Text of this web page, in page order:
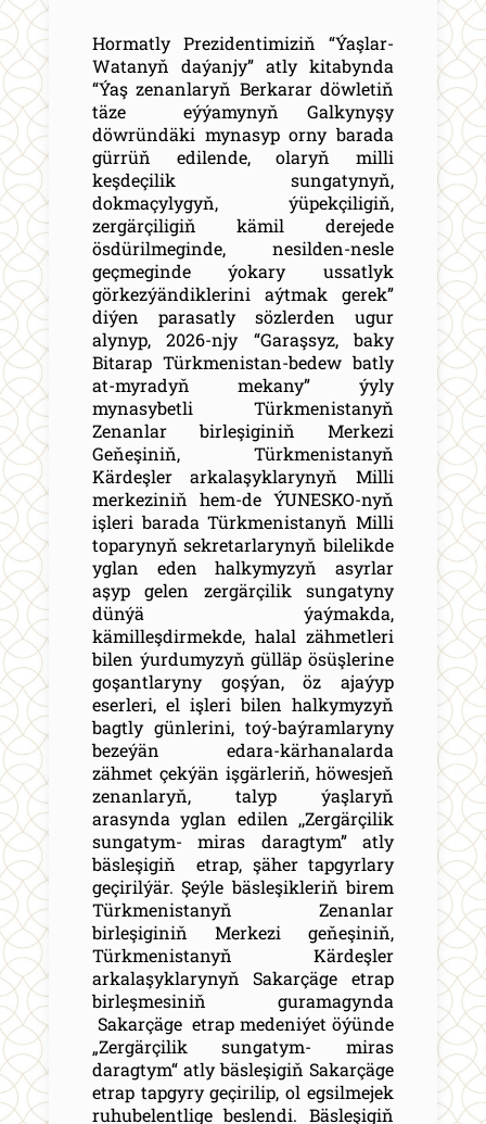
Hormatly Prezidentimiziň “Ýaşlar-
Watanyň daýanjy” atly kitabynda
“Ýaş zenanlaryň Berkarar döwletiň
täze eýýamynyň Galkynyşy
döwründäki mynasyp orny barada
gürrüň edilende, olaryň milli
keşdeçilik sungatynyň,
dokmaçylygyň, ýüpekçiligiň,
zergärçiligiň kämil derejede
ösdürilmeginde, nesilden-nesle
geçmeginde ýokary ussatlyk
görkezýändiklerini aýtmak gerek”
diýen parasatly sözlerden ugur
alynyp, 2026-njy “Garaşsyz, baky
Bitarap Türkmenistan-bedew batly
at-myradyň mekany” ýyly
mynasybetli Türkmenistanyň
Zenanlar birleşiginiň Merkezi
Geňeşiniň, Türkmenistanyň
Kärdeşler arkalaşyklarynyň Milli
merkeziniň hem-de ÝUNESKO-nyň
işleri barada Türkmenistanyň Milli
toparynyň sekretarlarynyň bilelikde
yglan eden halkymyzyň asyrlar
aşyp gelen zergärçilik sungatyny
dünýä ýaýmakda,
kämilleşdirmekde, halal zähmetleri
bilen ýurdumyzyň gülläp ösüşlerine
goşantlaryny goşýan, öz ajaýyp
eserleri, el işleri bilen halkymyzyň
bagtly günlerini, toý-baýramlaryny
bezeýän edara-kärhanalarda
zähmet çekýän işgärleriň, höwesjeň
zenanlaryň, talyp ýaşlaryň
arasynda yglan edilen ,,Zergärçilik
sungatym- miras daragtym” atly
bäsleşigiň etrap, şäher tapgyrlary
geçirilýär. Şeýle bäsleşikleriň birem
Türkmenistanyň Zenanlar
birleşiginiň Merkezi geňeşiniň,
Türkmenistanyň Kärdeşler
arkalaşyklarynyň Sakarçäge etrap
birleşmesiniň guramagynda
Sakarçäge etrap medeniýet öýünde
„Zergärçilik sungatym- miras
daragtym“ atly bäsleşigiň Sakarçäge
etrap tapgyry geçirilip, ol egsilmejek
ruhubelentlige beslendi. Bäsleşigiň